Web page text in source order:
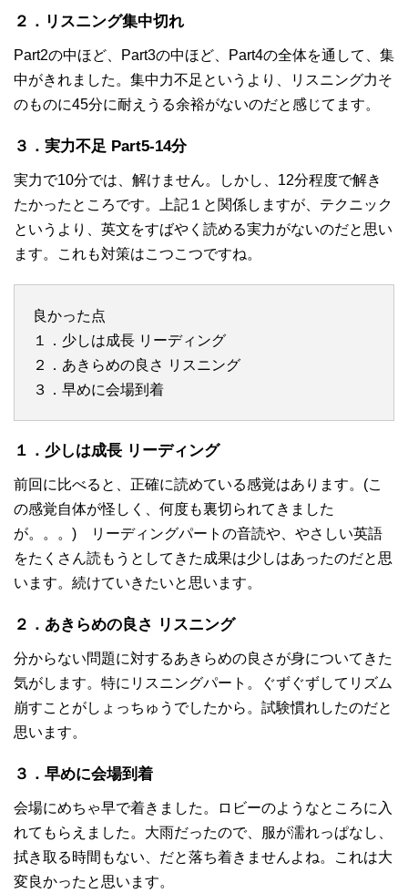
２．リスニング集中切れ
Part2の中ほど、Part3の中ほど、Part4の全体を通して、集
中がきれました。集中力不足というより、リスニング力そ
のものに45分に耐えうる余裕がないのだと感じてます。
３．実力不足 Part5-14分
実力で10分では、解けません。しかし、12分程度で解き
たかったところです。上記１と関係しますが、テクニック
というより、英文をすばやく読める実力がないのだと思い
ます。これも対策はこつこつですね。
良かった点
１．少しは成長 リーディング
２．あきらめの良さ リスニング
３．早めに会場到着
１．少しは成長 リーディング
前回に比べると、正確に読めている感覚はあります。(こ
の感覚自体が怪しく、何度も裏切られてきました
が。。。) リーディングパートの音読や、やさしい英語
をたくさん読もうとしてきた成果は少しはあったのだと思
います。続けていきたいと思います。
２．あきらめの良さ リスニング
分からない問題に対するあきらめの良さが身についてきた
気がします。特にリスニングパート。ぐずぐずしてリズム
崩すことがしょっちゅうでしたから。試験慣れしたのだと
思います。
３．早めに会場到着
会場にめちゃ早で着きました。ロビーのようなところに入
れてもらえました。大雨だったので、服が濡れっぱなし、
拭き取る時間もない、だと落ち着きませんよね。これは大
変良かったと思います。